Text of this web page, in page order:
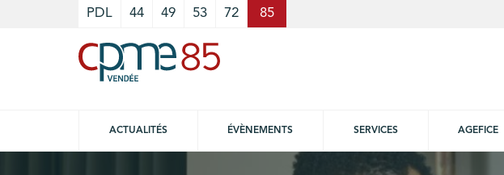
PDL 44 49 53 72 85
ACTUALITÉS ÉVÈNEMENTS SERVICES AGEFICE
Cookies management panel